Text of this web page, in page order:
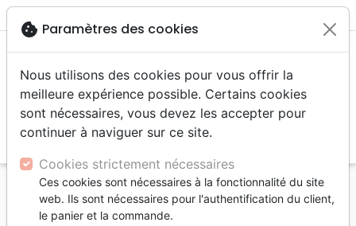
menu
Accueil Livres Edification
Croissance spirituelle
Grâce, la loi et la joie (La)
cookie Paramètres des cookies
Nous utilisons des cookies pour vous offrir la
meilleure expérience possible. Certains cookies
sont nécessaires, vous devez les accepter pour
continuer à naviguer sur ce site.
Cookies strictement nécessaires
Ces cookies sont nécessaires à la fonctionnalité du site
web. Ils sont nécessaires pour l'authentification du client,
le panier et la commande.